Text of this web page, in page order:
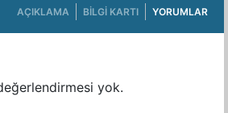
AÇIKLAMA BILGI KARTI YORUMLAR
yok.